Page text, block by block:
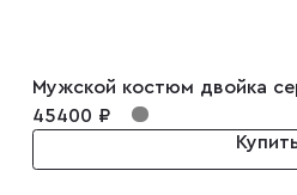
Галстуки
Мужской костюм двойка
45400 ₽